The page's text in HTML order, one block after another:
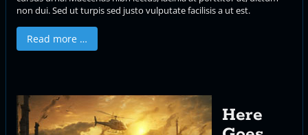
non dui. Sed ut turpis sed justo vulputate facilisis a ut est.
Read more …
Here